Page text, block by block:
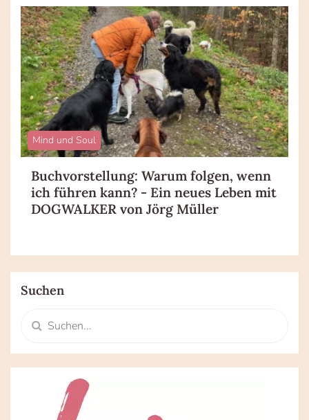
Mind und Soul
Buchvorstellung: Warum folgen, wenn
ich führen kann? - Ein neues Leben mit
DOGWALKER von Jörg Müller
Suchen